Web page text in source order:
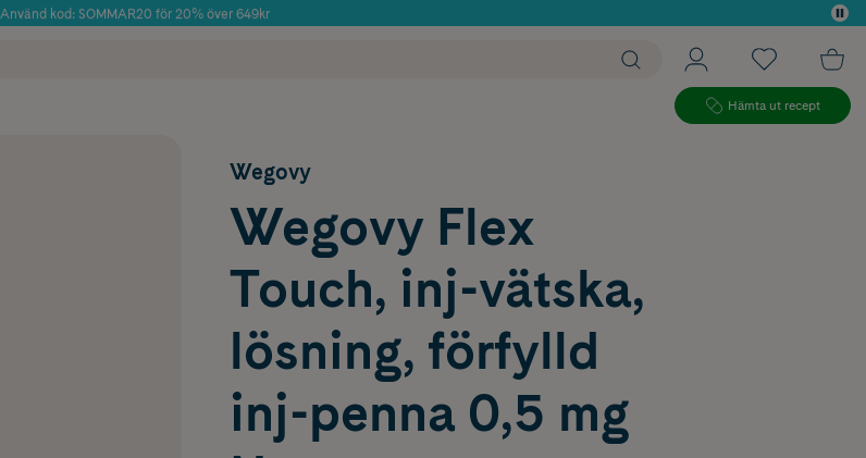
Använd kod: SOMMAR20 för 20% över 649kr
Hämta ut recept
Wegovy
Wegovy Flex
Touch, inj-vätska,
lösning, förfylld
inj-penna 0,5 mg